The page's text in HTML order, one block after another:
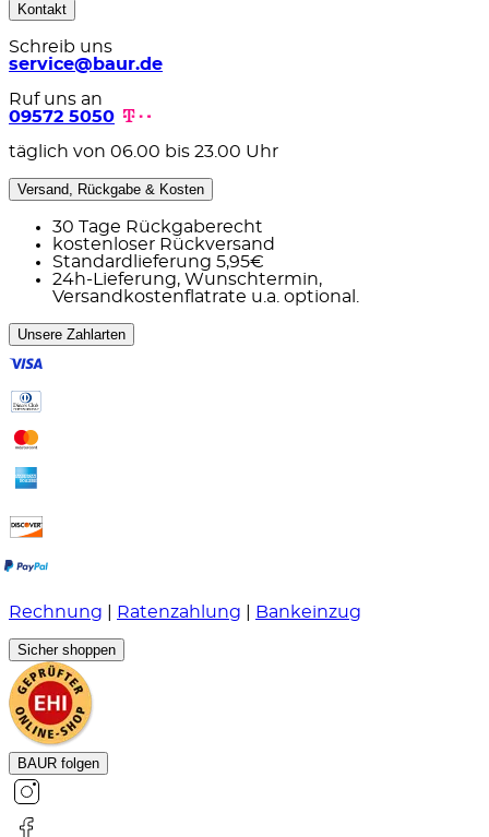
Kontakt
Schreib uns
service@baur.de
Ruf uns an
09572 5050
täglich von 06.00 bis 23.00 Uhr
Versand, Rückgabe & Kosten
30 Tage Rückgaberecht
kostenloser Rückversand
Standardlieferung 5,95€
24h-Lieferung, Wunschtermin,
Versandkostenflatrate u.a. optional.
Unsere Zahlarten
Rechnung Ratenzahlung Bankeinzug
Sicher shoppen
BAUR folgen